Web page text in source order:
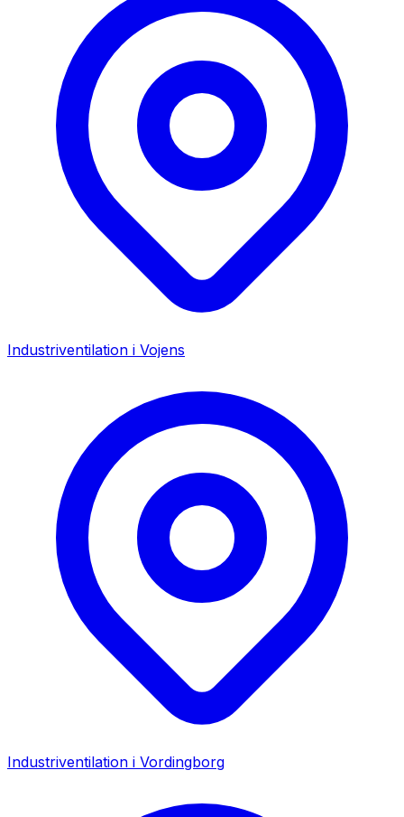
Industriventilation i Vojens
Industriventilation i Vordingborg